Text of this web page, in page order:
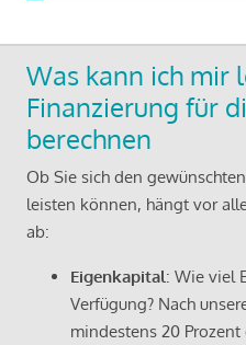
Was kann ich mir
Finanzierung für
berechnen
Ob Sie sich den
leisten können, hängt vor
ab:
Eigenkapital: Wie viel
Verfügung? Nach
mindestens 20